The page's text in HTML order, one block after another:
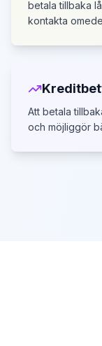
betala tillbaka
kontakta
Att betala
och möjliggör